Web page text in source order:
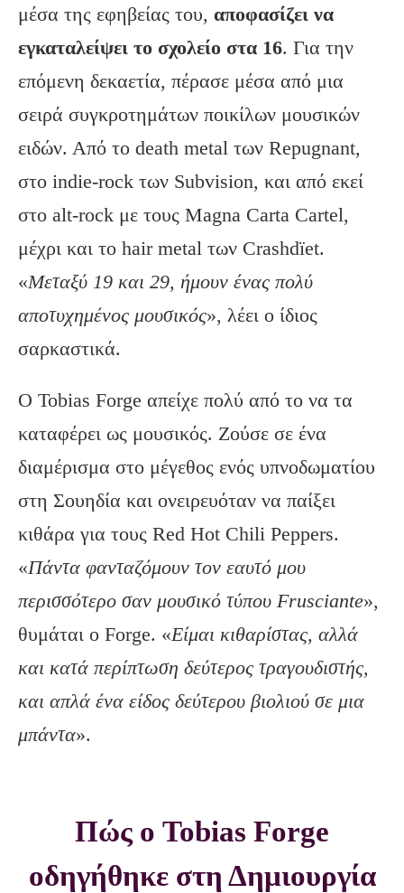
μέσα της εφηβείας του, αποφασίζει να
εγκαταλείψει το σχολείο στα 16. Για την
επόμενη δεκαετία, πέρασε μέσα από μια
σειρά συγκροτημάτων ποικίλων μουσικών
ειδών. Από το death metal των Repugnant,
στο indie-rock των Subvision, και από εκεί
στο alt-rock με τους Magna Carta Cartel,
μέχρι και το hair metal των Crashdïet.
«Μεταξύ 19 και 29, ήμουν ένας πολύ
αποτυχημένος μουσικός», λέει ο ίδιος
σαρκαστικά.
Ο Tobias Forge απείχε πολύ από το να τα
καταφέρει ως μουσικός. Ζούσε σε ένα
διαμέρισμα στο μέγεθος ενός υπνοδωματίου
στη Σουηδία και ονειρευόταν να παίξει
κιθάρα για τους Red Hot Chili Peppers.
«Πάντα φανταζόμουν τον εαυτό μου
περισσότερο σαν μουσικό τύπου Frusciante»,
θυμάται ο Forge. «Είμαι κιθαρίστας, αλλά
και κατά περίπτωση δεύτερος τραγουδιστής,
και απλά ένα είδος δεύτερου βιολιού σε μια
μπάντα».
Πώς ο Tobias Forge
οδηγήθηκε στη Δημιουργία